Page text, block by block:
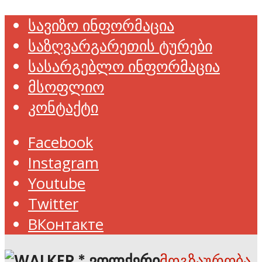
სავიზო ინფორმაცია
საზღვარგარეთის ტურები
სასარგებლო ინფორმაცია
მსოფლიო
კონტაქტი
Facebook
Instagram
Youtube
Twitter
ВКонтакте